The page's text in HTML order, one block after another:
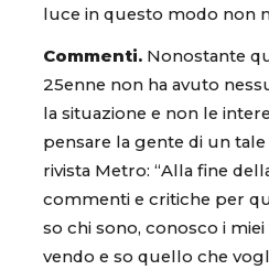
luce in questo modo non
Commenti. Nonostante
25enne non ha avuto
la situazione e non le
pensare la gente di un
rivista Metro: “Alla fine
commenti e critiche per
so chi sono, conosco i miei
vendo e so quello che